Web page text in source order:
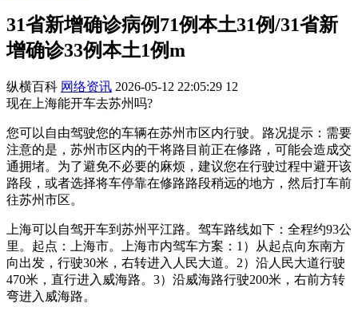
31省新增确诊病例71例本土31例/31省新
增确诊33例本土1例m
纵横百科 网络资讯 2026-05-12 22:05:29 12
现在上海能开车去苏州吗?
您可以自由驾驶您的车辆在苏州市区内行驶。路况提示：需要
注意的是，苏州市区内的干将路目前正在修路，可能会造成交
通拥堵。为了避免不必要的麻烦，建议您在行驶过程中避开该
路段，或者选择将车停靠在修路路段稍远的地方，然后打车前
往苏州市区。
上海可以自驾开车到苏州平江路。驾车路线如下：全程约93公
里。起点：上海市。上海市内驾车方案：1）从起点向东南方
向出发，行驶30米，右转进入人民大道。2）沿人民大道行驶
470米，直行进入威海路。3）沿威海路行驶200米，右前方转
弯进入威海路。